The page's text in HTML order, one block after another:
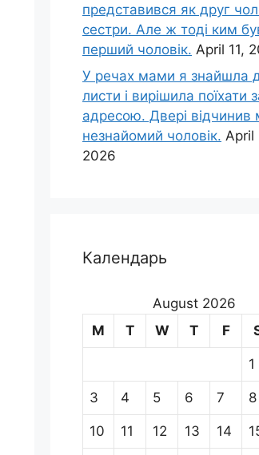
представився як друг
сестри. Але ж тоді ким
перший чоловік. April 11,
У речах мами я знайшла
листи і вирішила поїхати
адресою. Двері відчинив
незнайомий чоловік. April
2026
Календарь
August 2026
M
T W T F
1
3 4 5 6 7 8
10 11 12 13 14